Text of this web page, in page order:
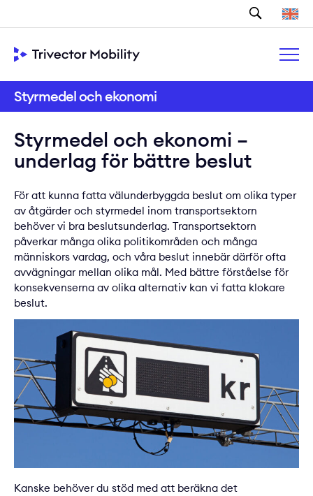
Sök
Styrmedel och ekonomi
Styrmedel och ekonomi –
underlag för bättre beslut
För att kunna fatta välunderbyggda beslut om olika typer
av åtgärder och styrmedel inom transportsektorn
behöver vi bra beslutsunderlag. Transportsektorn
påverkar många olika politikområden och många
människors vardag, och våra beslut innebär därför ofta
avvägningar mellan olika mål. Med bättre förståelse för
konsekvenserna av olika alternativ kan vi fatta klokare
beslut.
Kanske behöver du stöd med att beräkna det